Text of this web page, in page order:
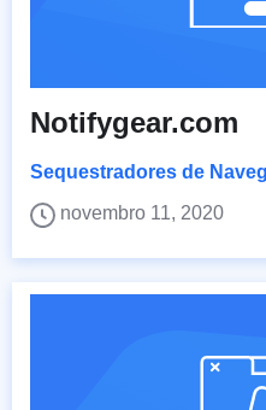
Notifygear.com
Sequestradores de
novembro 11, 2020